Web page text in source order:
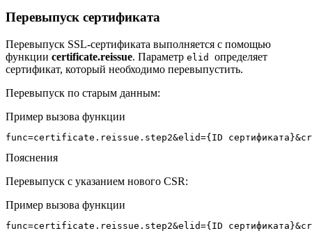
Перевыпуск сертификата
Перевыпуск SSL-сертификата выполняется с помощью
функции certificate.reissue. Параметр elid определяет
сертификат, который необходимо перевыпустить.
Перевыпуск по старым данным:
Пример вызова функции
func=certificate.reissue.step2&elid={ID
Пояснения
Перевыпуск с указанием нового CSR:
Пример вызова функции
func=certificate.reissue.step2&elid={ID